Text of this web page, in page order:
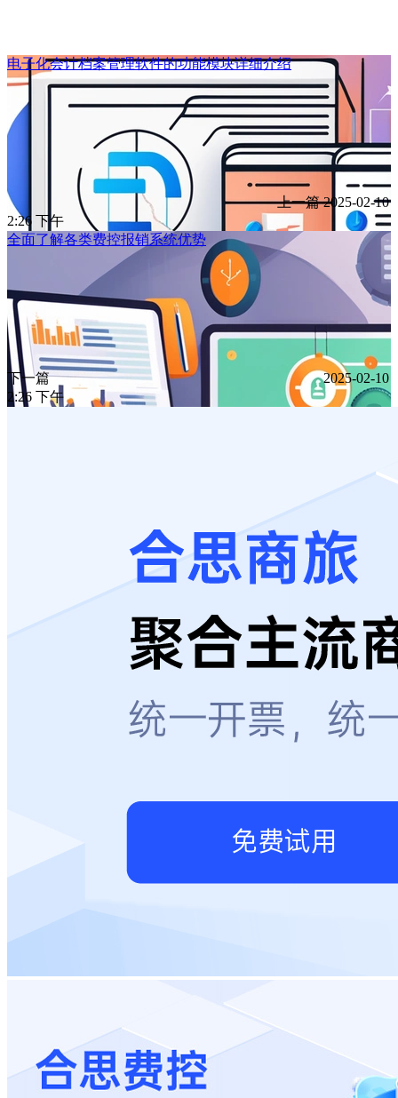
电子化会计档案管理软件的功能模块详细介绍
上一篇 2025-02-10
2:26 下午
全面了解各类费控报销系统优势
下一篇
2025-02-10
2:26 下午